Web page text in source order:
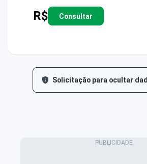
R$ Consultar
Solicitação para ocultar